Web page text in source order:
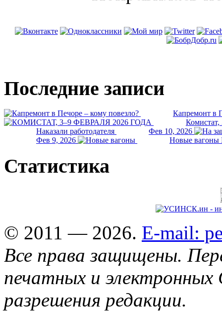
Последние записи
Капремонт в
Комистат,
Наказали работодателя
Фев 10, 2026
Фев 9, 2026
Новые вагоны
Статистика
© 2011 — 2026. E-mail:
Все права защищены.
печатных и
разрешения редакции.